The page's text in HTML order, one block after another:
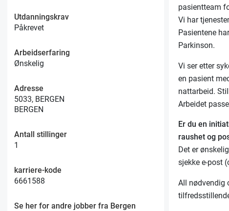
Utdanningskrav
Påkrevet
Arbeidserfaring
Ønskelig
Adresse
5033, BERGEN
BERGEN
Antall stillinger
1
karriere-kode
6661588
Se her for andre jobber fra Bergen
pasientteam
Vi har
Pasientene
Parkinson.
Vi ser etter
en pasient
nattarbeid.
Arbeidet
Er du en
raushet og
Det er
sjekke e-post
All nødvendig